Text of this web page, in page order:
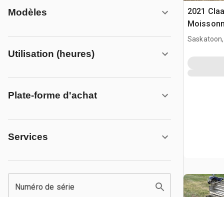
Modèles
Utilisation (heures)
Plate-forme d'achat
Services
Numéro de série
2021
Saskatoon,